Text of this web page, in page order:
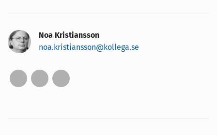
Noa Kristiansson
noa.kristiansson@kollega.se